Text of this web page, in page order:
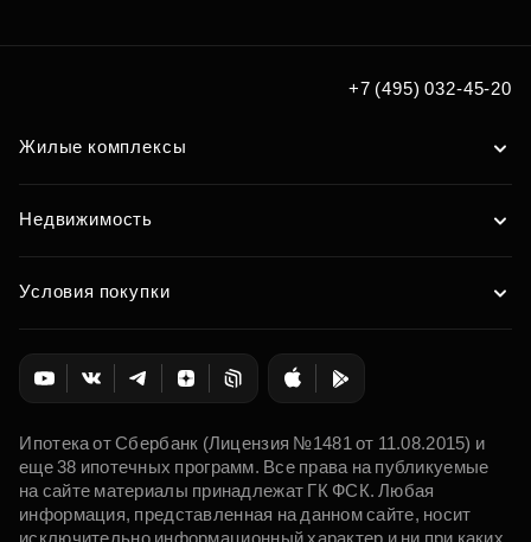
+7 (495) 032-45-20
Жилые комплексы
Недвижимость
Условия покупки
Ипотека от Сбербанк (Лицензия №1481 от 11.08.2015) и
еще 38 ипотечных программ. Все права на публикуемые
на сайте материалы принадлежат ГК ФСК. Любая
информация, представленная на данном сайте, носит
исключительно информационный характер и ни при каких